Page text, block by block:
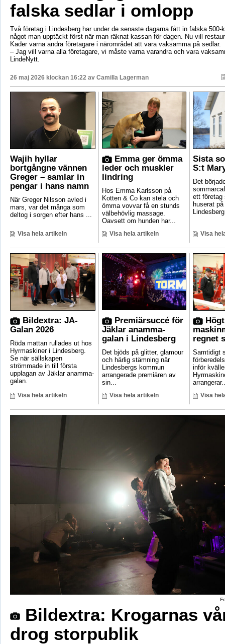
falska sedlar i omlopp
Två företag i Lindesberg har under de senaste dagarna fått in falska 500-
något man upptäckt först när man räknat kassan för dagen. Nu vill
Kader varna andra företagare i närområdet att vara vaksamma på sedlar.
– Jag vill varna alla företagare, vi måste varna varandra och vara
LindeNytt.
26 maj 2026 klockan 16:22 av Camilla Lagerman
Wajih hyllar
bortgångne vännen
Greger – samlar in
pengar i hans namn
När Greger Nilsson avled i
mars, var det många som
deltog i sorgen efter hans ...
Visa hela artikeln
Emma ger ömma
leder och muskler
lindring
Hos Emma Karlsson på
Kotten & Co kan stela och
ömma vovvar få en stunds
välbehövlig massage.
Oavsett om hunden har...
Visa hela artikeln
Sista
S:t
Det
ett företag
huserat
Visa
Bildextra: JA-
Galan 2026
Röda mattan rullades ut hos
Hyrmaskiner i Lindesberg.
Se när sällskapen
strömmade in till första
upplagan av Jäklar anamma-
galan.
Visa hela artikeln
Premiärsuccé för
Jäklar anamma-
galan i Lindesberg
Det bjöds på glitter, glamour
och härlig stämning när
Lindesbergs kommun
arrangerade premiären av
sin...
Visa hela artikeln
regnet
Samtidigt
inför
Visa
Bildextra: Krogarnas
drog storpublik